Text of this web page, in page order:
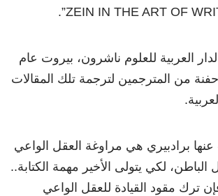
العربية للعلوم ناشرون، بيروت عام
حفنة من المترجمين لترجمة تلك المقالات
برادبيري هي مراوغة العقل الواعي
لكي يتولى الأخير مهمة الكتابة..
ترك مقود القيادة للعقل الواعي